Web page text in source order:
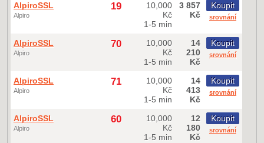
AlpiroSSL
Alpiro
19
10,000
Kč
1-5 min
3 857
Kč
Koupit
srovnání
AlpiroSSL
Alpiro
70
10,000
Kč
1-5 min
14
210
Kč
Koupit
srovnání
AlpiroSSL
Alpiro
71
10,000
Kč
1-5 min
14
413
Kč
Koupit
srovnání
AlpiroSSL
Alpiro
60
10,000
Kč
1-5 min
12
180
Kč
Koupit
srovnání